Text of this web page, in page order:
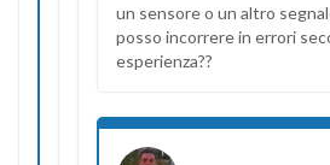
un sensore o un altro
posso incorrere in errori
esperienza??